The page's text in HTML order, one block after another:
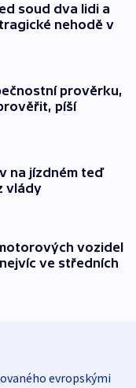
soud dva lidi a
nehodě v
prověrku,
píší
na jízdném teď
vlády
vozidel
ve středních
evropskými